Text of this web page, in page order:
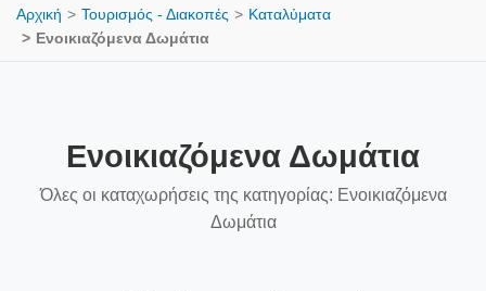
Αρχική Τουρισμός - Διακοπές
Καταλύματα
Ενοικιαζόμενα Δωμάτια
Ενοικιαζόμενα Δωμάτια
Όλες οι καταχωρήσεις της κατηγορίας: Ενοικιαζόμενα
Δωμάτια